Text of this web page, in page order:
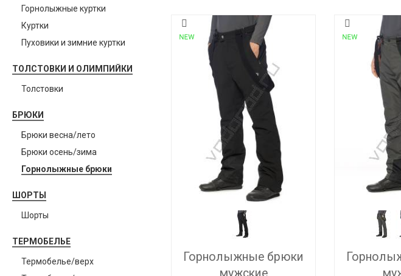
Горнолыжные куртки
Куртки
Пуховики и зимние куртки
ТОЛСТОВКИ И ОЛИМПИЙКИ
Толстовки
БРЮКИ
Брюки весна/лето
Брюки осень/зима
Горнолыжные брюки
ШОРТЫ
Шорты
ТЕРМОБЕЛЬЕ
Термобелье/верх
Горнолыжные брюки